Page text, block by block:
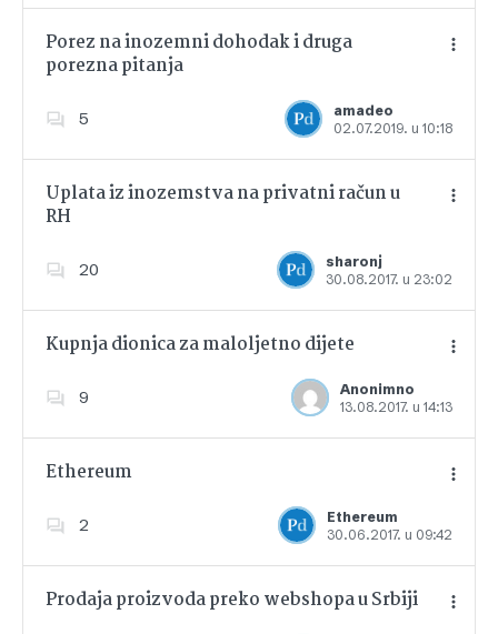
Porez na inozemni dohodak i druga
porezna pitanja
5
amadeo
02.07.2019. u 10:18
Dodajte u favorite
Uplata iz inozemstva na privatni račun u
RH
20
sharonj
30.08.2017. u 23:02
Dodajte u favorite
Kupnja dionica za maloljetno dijete
9
Anonimno
13.08.2017. u 14:13
Dodajte u favorite
Ethereum
2
Ethereum
30.06.2017. u 09:42
Dodajte u favorite
Prodaja proizvoda preko webshopa u Srbiji